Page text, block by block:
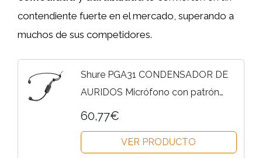
contendiente fuerte en el mercado, superando a
muchos de sus competidores.
Shure PGA31 CONDENSADOR DE
AURIDOS Micrófono con patrón
polar cardioide, cuello de cisne
conector TA4F (TQG) para su uso
60,77€
VER PRODUCTO